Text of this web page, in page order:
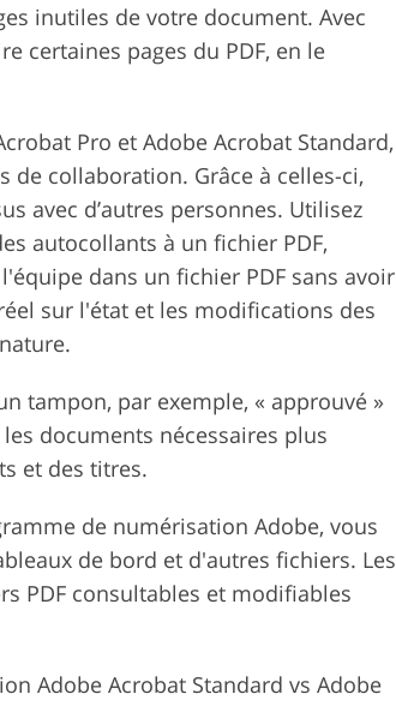
inutiles de votre document. Avec
certaines pages du PDF, en le
Pro et Adobe Acrobat Standard,
collaboration. Grâce à celles-ci,
avec d’autres personnes. Utilisez
autocollants à un fichier PDF,
dans un fichier PDF sans avoir
sur l'état et les modifications des
tampon, par exemple, « approuvé »
documents nécessaires plus
et des titres.
de numérisation Adobe, vous
de bord et d'autres fichiers. Les
PDF consultables et modifiables
Adobe Acrobat Standard vs Adobe